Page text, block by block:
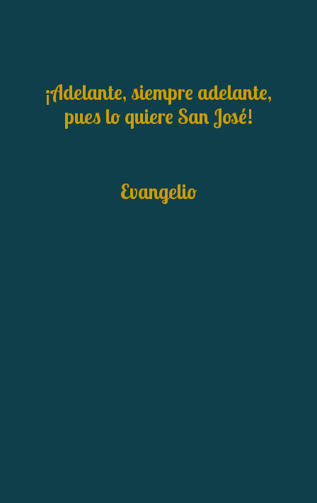
¡Adelante, siempre adelante,
pues lo quiere San José!
Evangelio